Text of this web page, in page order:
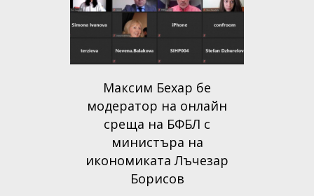
Максим Бехар бе
модератор на онлайн
среща на БФБЛ с
министъра на
икономиката Лъчезар
Борисов